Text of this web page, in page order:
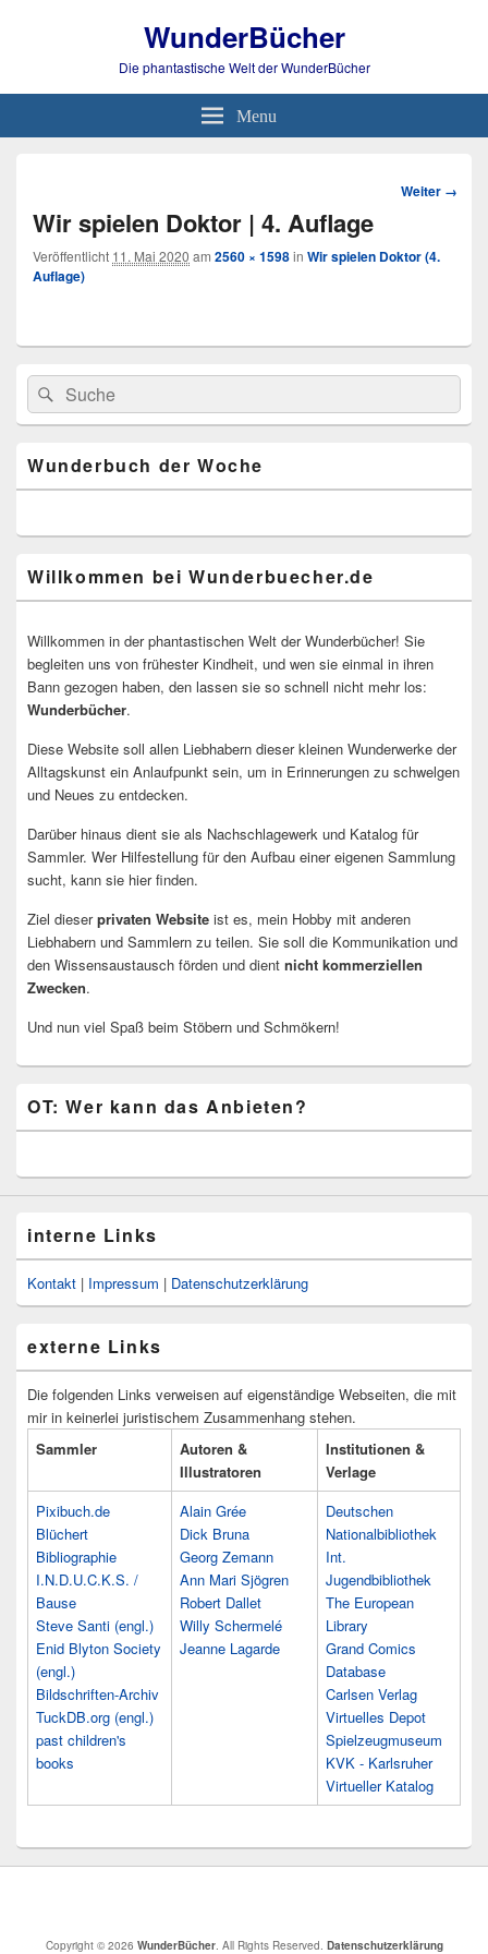
WunderBücher
Die phantastische Welt der WunderBücher
Menu
Bild-
Weiter →
Wir spielen Doktor | 4. Auflage
Veröffentlicht 11. Mai 2020 am 2560 × 1598in Wir spielen Doktor (4.
Auflage)
Primärer
Seitenleisten
Widget-
Bereich
Search
for:
Suche
Wunderbuch der Woche
Willkommen bei Wunderbuecher.de
Willkommen in der phantastischen Welt der Wunderbücher! Sie
begleiten uns von frühester Kindheit, und wen sie einmal in ihren
Bann gezogen haben, den lassen sie so schnell nicht mehr los:
Wunderbücher.
Diese Website soll allen Liebhabern dieser kleinen Wunderwerke der
Alltagskunst ein Anlaufpunkt sein, um in Erinnerungen zu schwelgen
und Neues zu entdecken.
Darüber hinaus dient sie als Nachschlagewerk und Katalog für
Sammler. Wer Hilfestellung für den Aufbau einer eigenen Sammlung
sucht, kann sie hier finden.
Ziel dieserprivaten Website ist es, mein Hobby mit anderen
Liebhabern und Sammlern zu teilen. Sie soll die Kommunikation und
den Wissensaustausch förden und dient nicht kommerziellen
Zwecken.
Und nun viel Spaß beim Stöbern und Schmökern!
OT: Wer kann das Anbieten?
interne Links
Kontakt | Impressum | Datenschutzerklärung
externe Links
Die folgenden Links verweisen auf eigenständige Webseiten, die mit
mir in keinerlei juristischem Zusammenhang stehen.
Sammler
Autoren &
Illustratoren
Institutionen &
Verlage
Pixibuch.de
Blüchert
Bibliographie
I.N.D.U.C.K.S. /
Bause
Steve Santi (engl.)
Enid Blyton Society
(engl.)
Bildschriften-Archiv
TuckDB.org (engl.)
past children's
books
Alain Grée
Dick Bruna
Georg Zemann
Ann Mari Sjögren
Robert Dallet
Willy Schermelé
Jeanne Lagarde
Deutschen
Nationalbibliothek
Int.
Jugendbibliothek
The European
Library
Grand Comics
Database
Carlsen Verlag
Virtuelles Depot
Spielzeugmuseum
KVK - Karlsruher
Virtueller Katalog
Copyright © 2026 WunderBücher. All Rights Reserved. Datenschutzerklärung